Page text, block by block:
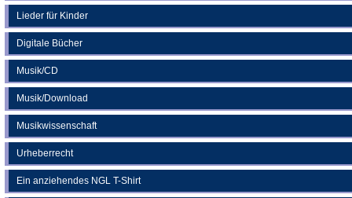
Lieder für Kinder
Digitale Bücher
Musik/CD
Musik/Download
Musikwissenschaft
Urheberrecht
Ein anziehendes NGL T-Shirt